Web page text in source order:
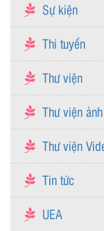
Sự kiện
Thi tuyển
Thư viện
Thư viện ảnh
Thư viện
Tin tức
UEA